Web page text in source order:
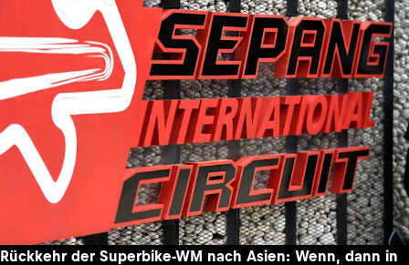
Rückkehr der Superbike-WM nach Asien: Wenn, dann in